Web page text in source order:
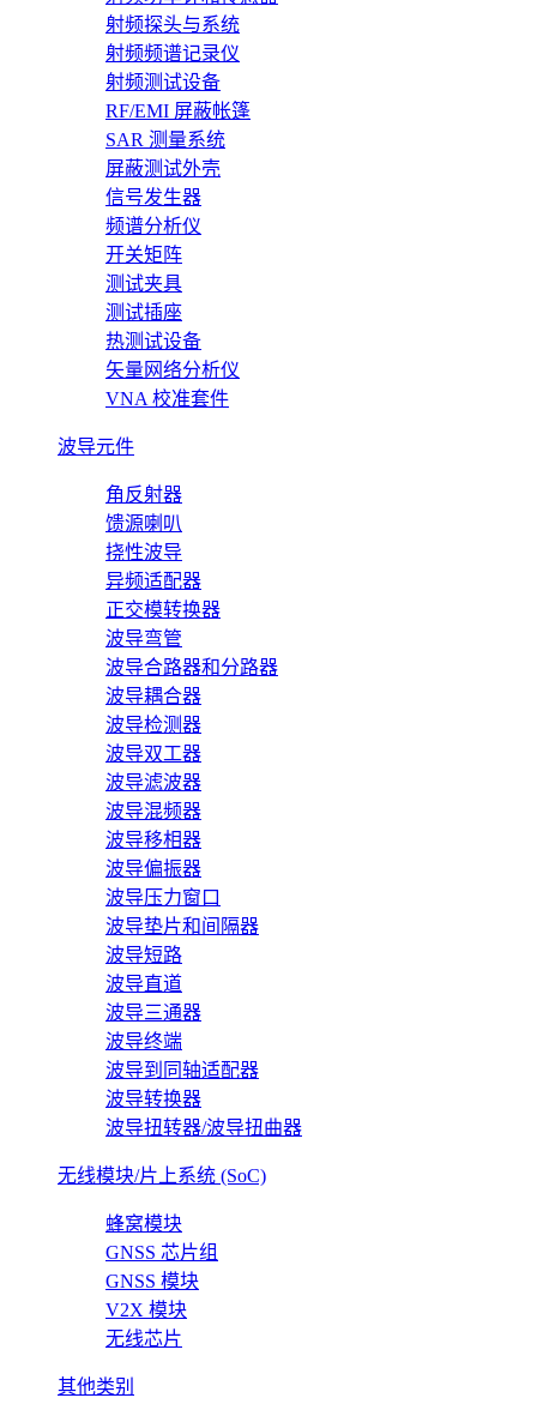
射频探头与系统
射频频谱记录仪
射频测试设备
RF/EMI 屏蔽帐篷
SAR 测量系统
屏蔽测试外壳
信号发生器
频谱分析仪
开关矩阵
测试夹具
测试插座
热测试设备
矢量网络分析仪
VNA 校准套件
波导元件
角反射器
馈源喇叭
挠性波导
异频适配器
正交模转换器
波导弯管
波导合路器和分路器
波导耦合器
波导检测器
波导双工器
波导滤波器
波导混频器
波导移相器
波导偏振器
波导压力窗口
波导垫片和间隔器
波导短路
波导直道
波导三通器
波导终端
波导到同轴适配器
波导转换器
波导扭转器/波导扭曲器
无线模块/片上系统 (SoC)
蜂窝模块
GNSS 芯片组
GNSS 模块
V2X 模块
无线芯片
其他类别